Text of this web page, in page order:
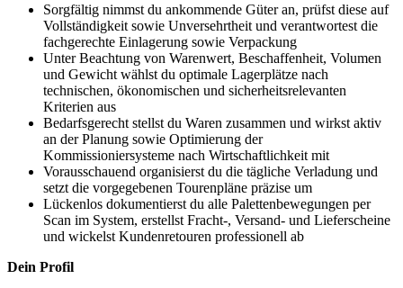
Sorgfältig nimmst du ankommende Güter an, prüfst diese auf
Vollständigkeit sowie Unversehrtheit und verantwortest die
fachgerechte Einlagerung sowie Verpackung
Unter Beachtung von Warenwert, Beschaffenheit, Volumen
und Gewicht wählst du optimale Lagerplätze nach
technischen, ökonomischen und sicherheitsrelevanten
Kriterien aus
Bedarfsgerecht stellst du Waren zusammen und wirkst aktiv
an der Planung sowie Optimierung der
Kommissioniersysteme nach Wirtschaftlichkeit mit
Vorausschauend organisierst du die tägliche Verladung und
setzt die vorgegebenen Tourenpläne präzise um
Lückenlos dokumentierst du alle Palettenbewegungen per
Scan im System, erstellst Fracht-, Versand- und Lieferscheine
und wickelst Kundenretouren professionell ab
Dein Profil